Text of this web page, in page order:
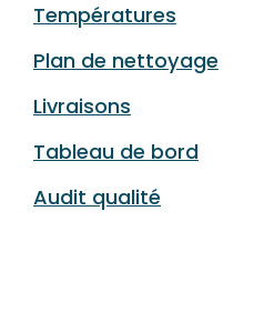
Températures
Plan de nettoyage
Livraisons
Tableau de bord
Audit qualité